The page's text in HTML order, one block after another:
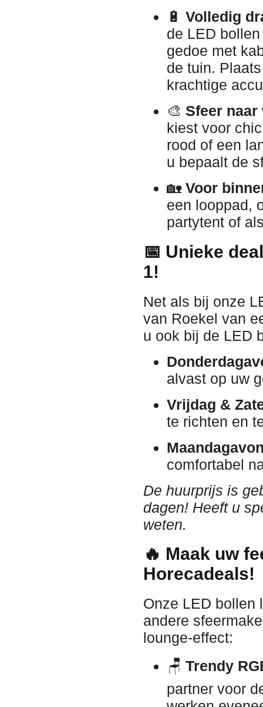
🔋 Volledig
de LED
gedoe met
de tuin.
krachtige
🎨 Sfeer
kiest voor
rood of een
u bepaalt de
🏡 Voor
een looppad,
partytent of
📅 Unieke
1!
Net als bij onze
van Roekel van
u ook bij de LED
alvast op uw
Vrijdag &
te richten en
comfortabel
De huurprijs is
dagen! Heeft u
weten.
🔥 Maak uw
Horecadeals!
Onze LED bollen
andere
lounge-effect:
🪑 Trendy
partner voor